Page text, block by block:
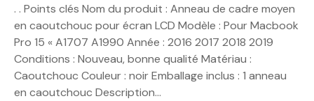
. . Points clés Nom du produit : Anneau de cadre moyen
en caoutchouc pour écran LCD Modèle : Pour Macbook
Pro 15 « A1707 A1990 Année : 2016 2017 2018 2019
Conditions : Nouveau, bonne qualité Matériau :
Caoutchouc Couleur : noir Emballage inclus : 1 anneau
en caoutchouc Description…